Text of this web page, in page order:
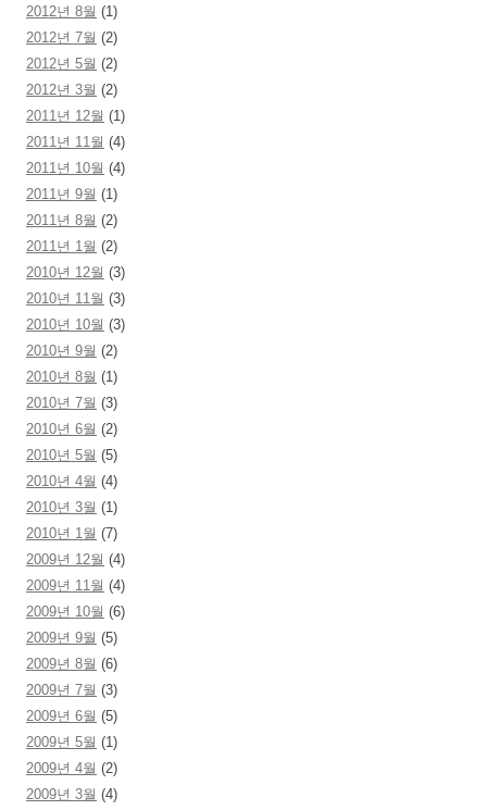
2012년 8월 (1)
2012년 7월 (2)
2012년 5월 (2)
2012년 3월 (2)
2011년 12월 (1)
2011년 11월 (4)
2011년 10월 (4)
2011년 9월 (1)
2011년 8월 (2)
2011년 1월 (2)
2010년 12월 (3)
2010년 11월 (3)
2010년 10월 (3)
2010년 9월 (2)
2010년 8월 (1)
2010년 7월 (3)
2010년 6월 (2)
2010년 5월 (5)
2010년 4월 (4)
2010년 3월 (1)
2010년 1월 (7)
2009년 12월 (4)
2009년 11월 (4)
2009년 10월 (6)
2009년 9월 (5)
2009년 8월 (6)
2009년 7월 (3)
2009년 6월 (5)
2009년 5월 (1)
2009년 4월 (2)
2009년 3월 (4)